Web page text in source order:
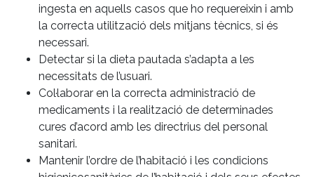
ingesta en aquells casos que ho requereixin i amb
la correcta utilització dels mitjans tècnics, si és
necessari.
Detectar si la dieta pautada s’adapta a les
necessitats de l’usuari.
Col·laborar en la correcta administració de
medicaments i la realització de determinades
cures d’acord amb les directrius del personal
sanitari.
Mantenir l’ordre de l’habitació i les condicions